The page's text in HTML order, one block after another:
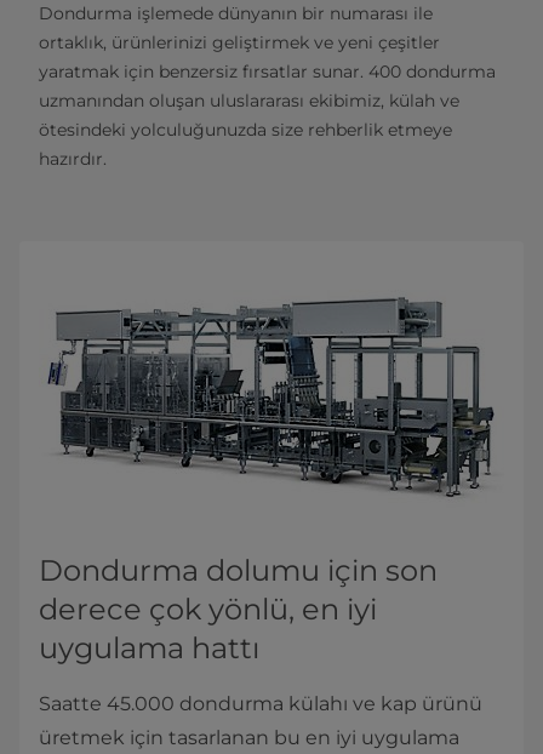
Dondurma işlemede dünyanın bir numarası ile
ortaklık, ürünlerinizi geliştirmek ve yeni çeşitler
yaratmak için benzersiz fırsatlar sunar. 400 dondurma
uzmanından oluşan uluslararası ekibimiz, külah ve
ötesindeki yolculuğunuzda size rehberlik etmeye
hazırdır.
Dondurma dolumu için son
derece çok yönlü, en iyi
uygulama hattı
Saatte 45.000 dondurma külahı ve kap ürünü
üretmek için tasarlanan bu en iyi uygulama